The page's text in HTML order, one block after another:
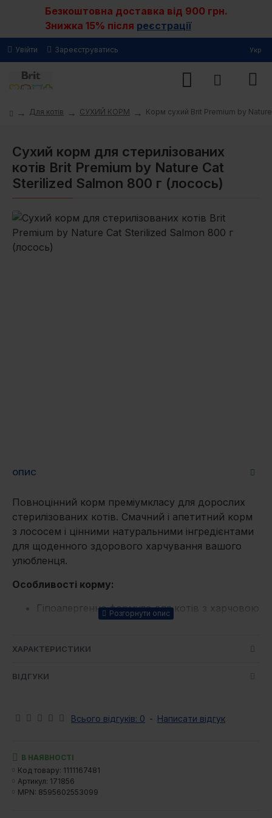
Безкоштовна доставка від 900 грн.
Знижка 15% після реєстрації
Увійти Зареєструватись Укр
Для котів СУХИЙ КОРМ Корм сухий Brit Premium by
Сухий корм для стерилізованих
котів Brit Premium by Nature Cat
Sterilized Salmon 800 г (лосось)
ОПИС
Повноцінний корм преміумкласу для дорослих
стерилізованих котів. Смачний і апетитний корм
з лососем і цінними натуральними інгредієнтами
для щоденного здорового харчування вашого
улюбленця.
Особливості корму:
Гіпоалергенна формула для котів з харчовою
непереносимістю
здорової шкіри
сечового тракту
З розмарином, гвоздикою, куркумою і
антиоксидантами
З пребіотиками для делікатного та
здорового травлення та для відмінного
засвоєння всіх компонентів
ХАРАКТЕРИСТИКИ
ВІДГУКИ
Всього відгуків: 0 - Написати відгук
В НАЯВНОСТІ
Код товару: 1111167481
Артикул: 171856
MPN: 8595602553099